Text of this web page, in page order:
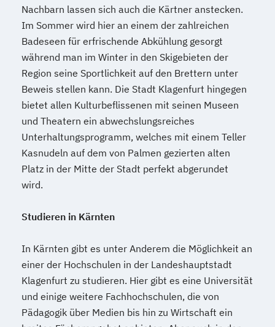
Nachbarn lassen sich auch die Kärtner anstecken.
Im Sommer wird hier an einem der zahlreichen
Badeseen für erfrischende Abkühlung gesorgt
während man im Winter in den Skigebieten der
Region seine Sportlichkeit auf den Brettern unter
Beweis stellen kann. Die Stadt Klagenfurt hingegen
bietet allen Kulturbeflissenen mit seinen Museen
und Theatern ein abwechslungsreiches
Unterhaltungsprogramm, welches mit einem Teller
Kasnudeln auf dem von Palmen gezierten alten
Platz in der Mitte der Stadt perfekt abgerundet
wird.
Studieren in Kärnten
In Kärnten gibt es unter Anderem die Möglichkeit an
einer der Hochschulen in der Landeshauptstadt
Klagenfurt zu studieren. Hier gibt es eine Universität
und einige weitere Fachhochschulen, die von
Pädagogik über Medien bis hin zu Wirtschaft ein